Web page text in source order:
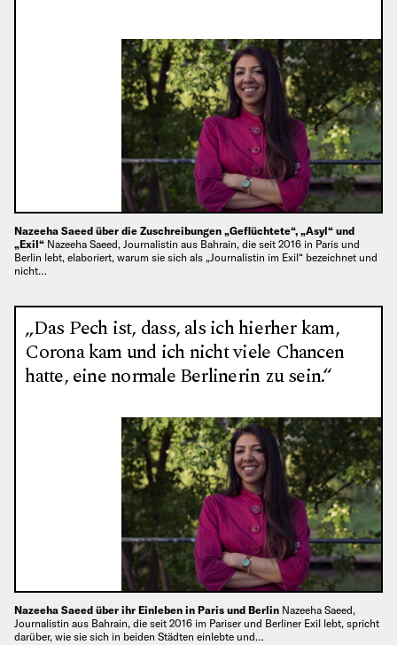
Nazeeha Saeed über die Zuschreibungen „Geflüchtete“, „Asyl“ und
„Exil“ Nazeeha Saeed, Journalistin aus Bahrain, die seit 2016 in Paris und
Berlin lebt, elaboriert, warum sie sich als „Journalistin im Exil“ bezeichnet und
nicht…
„Das Pech ist, dass, als ich hierher kam,
Corona kam und ich nicht viele Chancen
hatte, eine normale Berlinerin zu sein.“
Nazeeha Saeed über ihr Einleben in Paris und Berlin Nazeeha Saeed,
Journalistin aus Bahrain, die seit 2016 im Pariser und Berliner Exil lebt, spricht
darüber, wie sie sich in beiden Städten einlebte und…